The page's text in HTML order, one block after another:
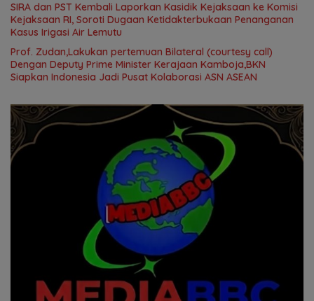
SIRA dan PST Kembali Laporkan Kasidik Kejaksaan ke Komisi
Kejaksaan RI, Soroti Dugaan Ketidakterbukaan Penanganan
Kasus Irigasi Air Lemutu
Prof. Zudan,Lakukan pertemuan Bilateral (courtesy call)
Dengan Deputy Prime Minister Kerajaan Kamboja,BKN
Siapkan Indonesia Jadi Pusat Kolaborasi ASN ASEAN